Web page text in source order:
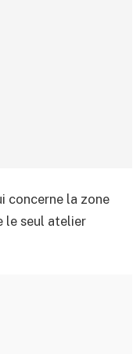
concerne la zone
le seul atelier